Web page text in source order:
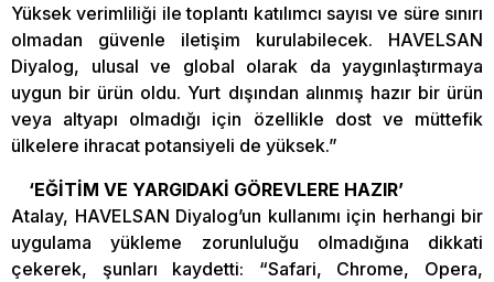
Yüksek verimliliği ile toplantı katılımcı sayısı ve süre sınırı
olmadan güvenle iletişim kurulabilecek. HAVELSAN
Diyalog, ulusal ve global olarak da yaygınlaştırmaya
uygun bir ürün oldu. Yurt dışından alınmış hazır bir ürün
veya altyapı olmadığı için özellikle dost ve müttefik
ülkelere ihracat potansiyeli de yüksek.”
‘EĞİTİM VE YARGIDAKİ GÖREVLERE HAZIR’
Atalay, HAVELSAN Diyalog’un kullanımı için herhangi bir
uygulama yükleme zorunluluğu olmadığına dikkati
çekerek, şunları kaydetti: “Safari, Chrome, Opera,